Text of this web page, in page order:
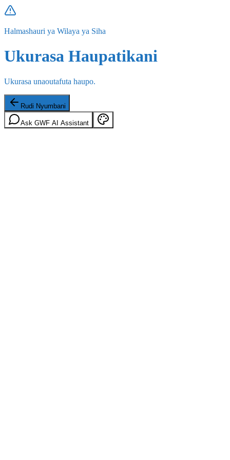
Halmashauri ya Wilaya ya Siha
Ukurasa Haupatikani
Ukurasa unaoutafuta haupo.
Rudi Nyumbani
Ask GWF AI Assistant